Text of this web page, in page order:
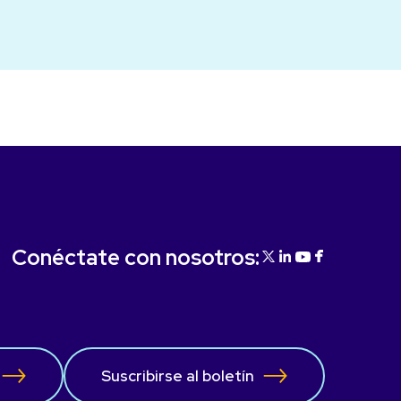
Suscribirse al boletín
Conéctate con nosotros: